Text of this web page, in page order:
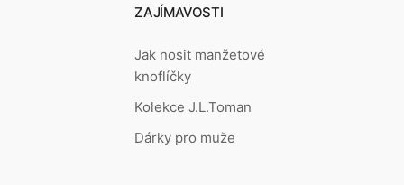
ZAJÍMAVOSTI
Jak nosit manžetové
knoflíčky
Kolekce J.L.Toman
Dárky pro muže